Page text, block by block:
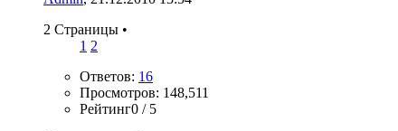
2 Страницы •
1 2
Ответов: 16
Просмотров: 148,511
Рейтинг0 / 5